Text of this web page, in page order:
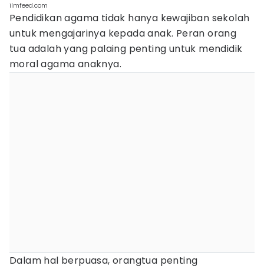
ilmfeed.com
Pendidikan agama tidak hanya kewajiban sekolah
untuk mengajarinya kepada anak. Peran orang
tua adalah yang palaing penting untuk mendidik
moral agama anaknya.
Dalam hal berpuasa, orangtua penting